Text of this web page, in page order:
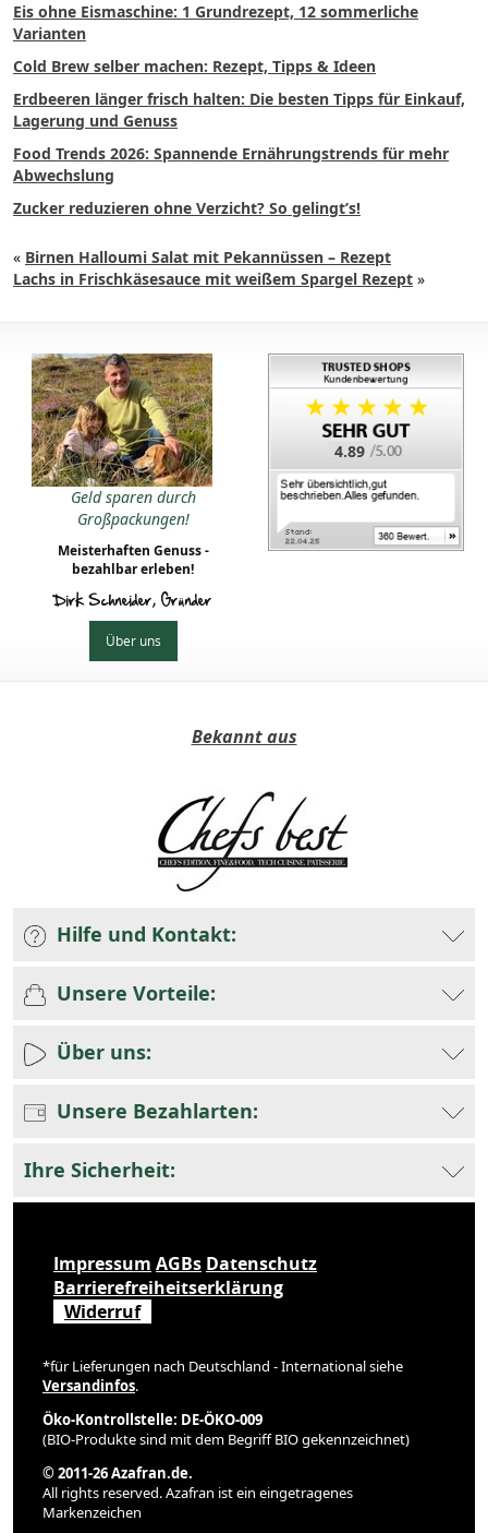
Eis ohne Eismaschine: 1 Grundrezept, 12 sommerliche
Varianten
Cold Brew selber machen: Rezept, Tipps & Ideen
Erdbeeren länger frisch halten: Die besten Tipps für Einkauf,
Lagerung und Genuss
Food Trends 2026: Spannende Ernährungstrends für mehr
Abwechslung
Zucker reduzieren ohne Verzicht? So gelingt’s!
« Birnen Halloumi Salat mit Pekannüssen – Rezept
Lachs in Frischkäsesauce mit weißem Spargel Rezept »
Geld sparen durch
Großpackungen!
Meisterhaften Genuss -
bezahlbar erleben!
Dirk Schneider, Gründer
Über uns
4.89
Bekannt aus
Hilfe und Kontakt:
Unsere Vorteile:
Über uns:
Unsere Bezahlarten:
Ihre Sicherheit:
Impressum AGBs Datenschutz
Barrierefreiheitserklärung
Widerruf
*für Lieferungen nach Deutschland - International siehe
Versandinfos.
Öko-Kontrollstelle: DE-ÖKO-009
(BIO-Produkte sind mit dem Begriff BIO gekennzeichnet)
© 2011-26 Azafran.de.
All rights reserved. Azafran ist ein eingetragenes
Markenzeichen